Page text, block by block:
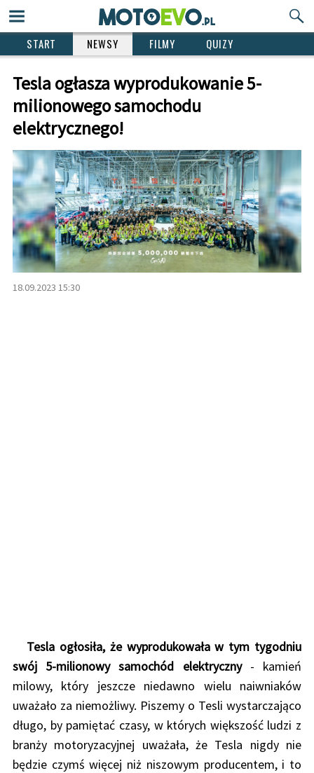
START NEWSY FILMY QUIZY
Tesla ogłasza wyprodukowanie 5-
milionowego samochodu
elektrycznego!
18.09.2023 15:30
Tesla ogłosiła, że wyprodukowała w tym tygodniu
swój 5-milionowy samochód elektryczny- kamień
milowy, który jeszcze niedawno wielu naiwniaków
uważało za niemożliwy. Piszemy o Tesli wystarczająco
długo, by pamiętać czasy, w których większość ludzi z
branży motoryzacyjnej uważała, że Tesla nigdy nie
będzie czymś więcej niż niszowym producentem, i to